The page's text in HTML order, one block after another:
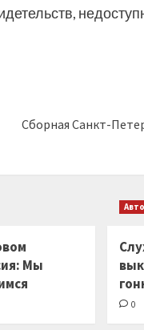
Сборная Санкт-
Мы
0